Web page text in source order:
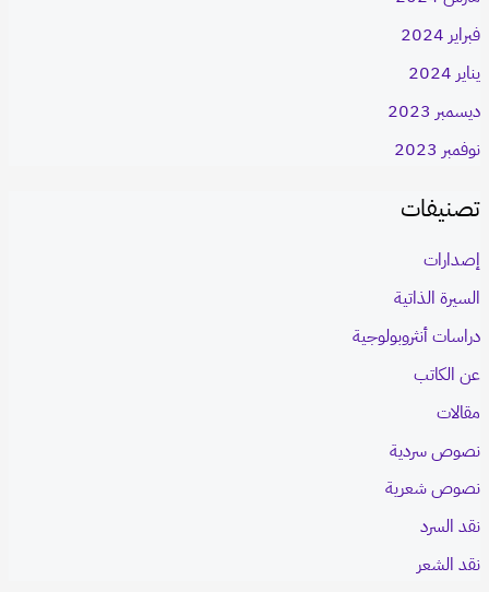
فبراير 2024
يناير 2024
ديسمبر 2023
نوفمبر 2023
تصنيفات
إصدارات
السيرة الذاتية
دراسات أنثروبولوجية
عن الكاتب
مقالات
نصوص سردية
نصوص شعرية
نقد السرد
نقد الشعر